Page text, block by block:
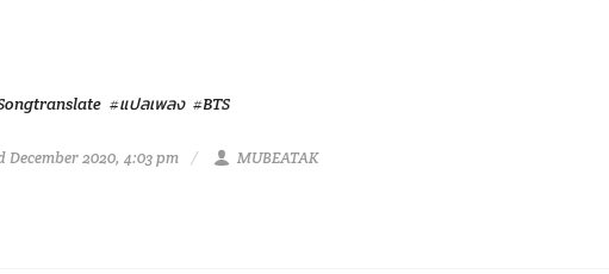
#แปลเพลง #BTS
December 2020, 4:03 pm MUBEATAK